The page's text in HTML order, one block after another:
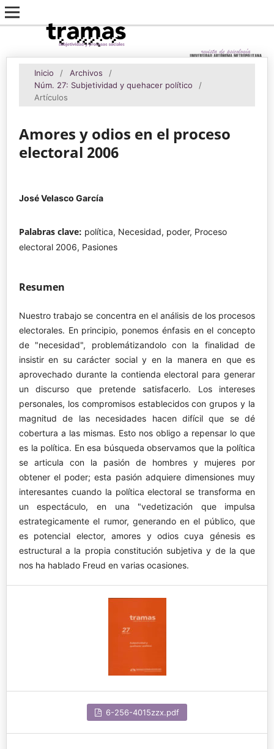
Inicio / Archivos
/
Núm. 27: Subjetividad y quehacer político
/
Artículos
Amores y odios en el proceso
electoral 2006
José Velasco García
Palabras clave: política, Necesidad, poder, Proceso
electoral 2006, Pasiones
Resumen
Nuestro trabajo se concentra en el análisis de los procesos
electorales. En principio, ponemos énfasis en el concepto
de "necesidad", problemátizandolo con la finalidad de
insistir en su carácter social y en la manera en que es
aprovechado durante la contienda electoral para generar
un discurso que pretende satisfacerlo. Los intereses
personales, los compromisos establecidos con grupos y la
magnitud de las necesidades hacen difícil que se dé
cobertura a las mismas. Esto nos obligo a repensar lo que
es la política. En esa búsqueda observamos que la política
se articula con la pasión de hombres y mujeres por
obtener el poder; esta pasión adquiere dimensiones muy
interesantes cuando la política electoral se transforma en
un espectáculo, en una "vedetización que impulsa
estrategicamente el rumor, generando en el público, que
es potencial elector, amores y odios cuya génesis es
estructural a la propia constitución subjetiva y de la que
nos ha hablado Freud en varias ocasiones.
6-256-4015zzx.pdf